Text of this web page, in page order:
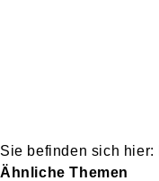
Ähnliche Themen